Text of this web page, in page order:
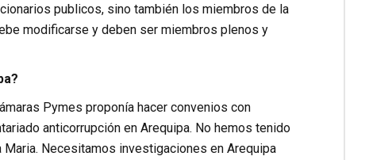
publicos, sino también los miembros de la
modificarse y deben ser miembros plenos y
Pymes proponía hacer convenios con
anticorrupción en Arequipa. No hemos tenido
Necesitamos investigaciones en Arequipa